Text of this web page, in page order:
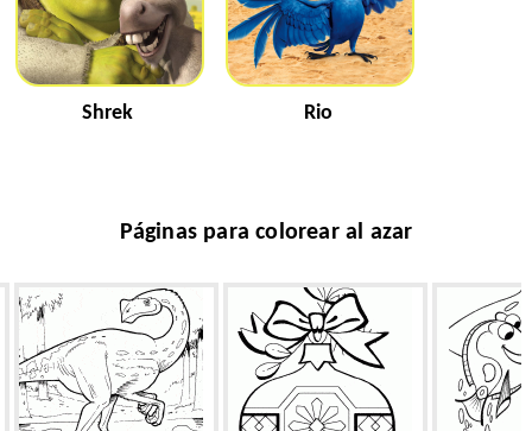
Shrek Rio
Páginas para colorear al azar